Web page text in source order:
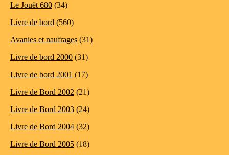
Le Jouët 680 (34)
Livre de bord (560)
Avanies et naufrages (31)
Livre de bord 2000 (31)
Livre de bord 2001 (17)
Livre de Bord 2002 (21)
Livre de Bord 2003 (24)
Livre de Bord 2004 (32)
Livre de Bord 2005 (18)